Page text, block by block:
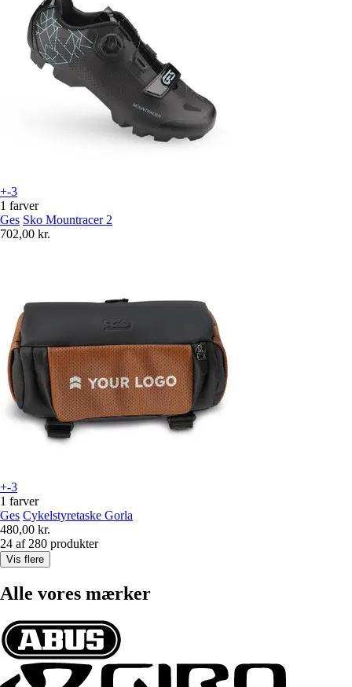
+-3
1 farver
Ges Sko Mountracer 2
702,00 kr.
+-3
1 farver
Ges Cykelstyretaske Gorla
480,00 kr.
24 af 280 produkter
Vis flere
Alle vores mærker